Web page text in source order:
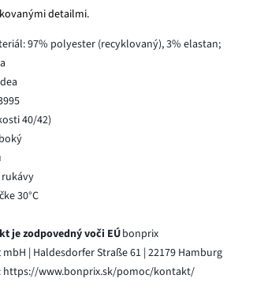
detailmi.
97% polyester (recyklovaný), 3% elastan;
40/42)
30°C
je zodpovedný voči EÚbonprix
| Haldesdorfer Straße 61 | 22179 Hamburg
https://www.bonprix.sk/pomoc/kontakt/